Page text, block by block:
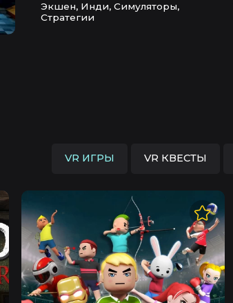
Экшен, Инди, Симуляторы,
Стратегии
VR ИГРЫ VR КВЕСТЫ